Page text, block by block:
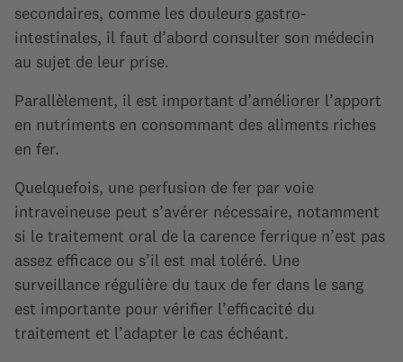
secondaires, comme les douleurs gastro-
intestinales, il faut d’abord consulter son médecin
au sujet de leur prise.
Parallèlement, il est important d’améliorer l’apport
en nutriments en consommant des aliments riches
en fer.
Quelquefois, une perfusion de fer par voie
intraveineuse peut s’avérer nécessaire, notamment
si le traitement oral de la carence ferrique n’est pas
assez efficace ou s’il est mal toléré. Une
surveillance régulière du taux de fer dans le sang
est importante pour vérifier l’efficacité du
traitement et l’adapter le cas échéant.